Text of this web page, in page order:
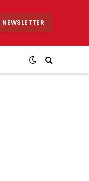
NEWSLETTER